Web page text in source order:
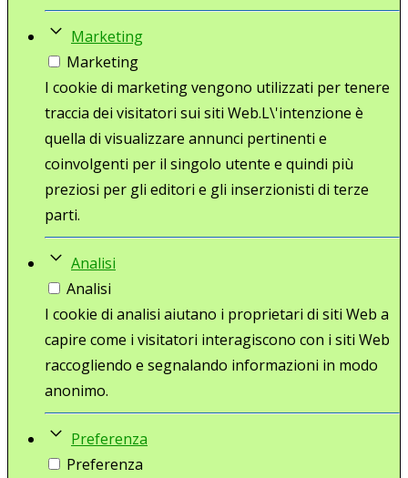
Marketing
Marketing
I cookie di marketing vengono utilizzati per tenere
traccia dei visitatori sui siti Web.L\'intenzione è
quella di visualizzare annunci pertinenti e
coinvolgenti per il singolo utente e quindi più
preziosi per gli editori e gli inserzionisti di terze
parti.
Analisi
Analisi
I cookie di analisi aiutano i proprietari di siti Web a
capire come i visitatori interagiscono con i siti Web
raccogliendo e segnalando informazioni in modo
anonimo.
Preferenza
Preferenza